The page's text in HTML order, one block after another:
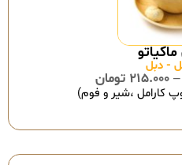
- دبل
–
215.000 تومان
کارامل ،شیر و فوم)